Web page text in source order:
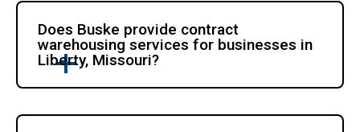
Does Buske provide contract
warehousing services for businesses in
Liberty, Missouri?